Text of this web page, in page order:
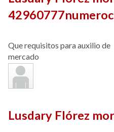
Que requisitos para auxilio de
mercado
Lusdary Flórez